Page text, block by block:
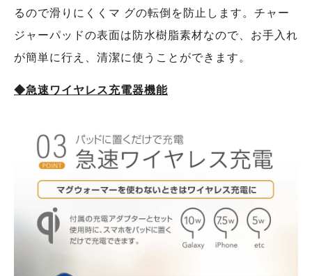
るので滑りにくくマ グの転倒を防⽌します。チャー
ジャーパッドの表⾯は防⽔樹脂素材なので、お⼿⼊れ
が簡単に⾏え、清潔に使うことができます。
◆急速ワイヤレス充電器機能